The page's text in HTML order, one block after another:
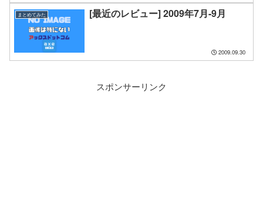
まとめてみた [最近のレビュー] 2009年7月-9月
2009.09.30
スポンサーリンク